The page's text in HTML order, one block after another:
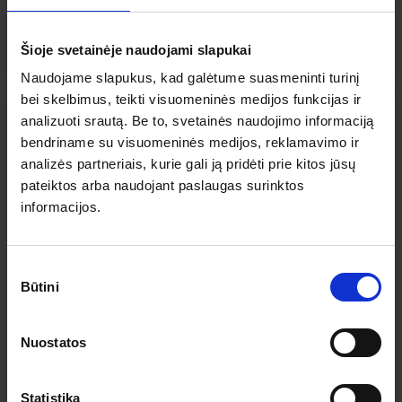
Šioje svetainėje naudojami slapukai
Naudojame slapukus, kad galėtume suasmeninti turinį
bei skelbimus, teikti visuomeninės medijos funkcijas ir
analizuoti srautą. Be to, svetainės naudojimo informaciją
bendriname su visuomeninės medijos, reklamavimo ir
analizės partneriais, kurie gali ją pridėti prie kitos jūsų
pateiktos arba naudojant paslaugas surinktos
informacijos.
pasirinkimas
Būtini
Nuostatos
Statistika
Nuo 55 €
-2% nuolaida TIK internetu
supintas baletas „Žydrasis Dunojus“
2026.10.17
55 €